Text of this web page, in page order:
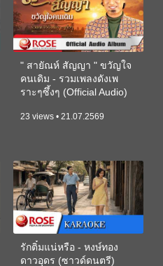
" สายัณห์ สัญญา " ขวัญใจ
คนเดิม - รวมเพลงดังเพ
ราะๆซึ้งๆ (Official Audio)
23 views • 21.07.2569
รักติ๋มแน่หรือ - หงษ์ทอง
ดาวอุดร (ซาวด์ดนตรี)